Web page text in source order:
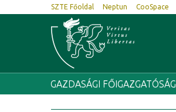
SZTE Főoldal Neptun CooSpace
GAZDASÁGI FŐIGAZGATÓSÁG